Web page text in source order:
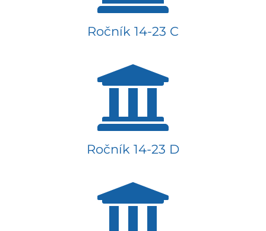
Ročník 14-23 C
Ročník 14-23 D